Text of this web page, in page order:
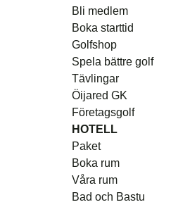
Bli medlem
Boka starttid
Golfshop
Spela bättre golf
Tävlingar
Öijared GK
Företagsgolf
HOTELL
Paket
Boka rum
Våra rum
Bad och Bastu